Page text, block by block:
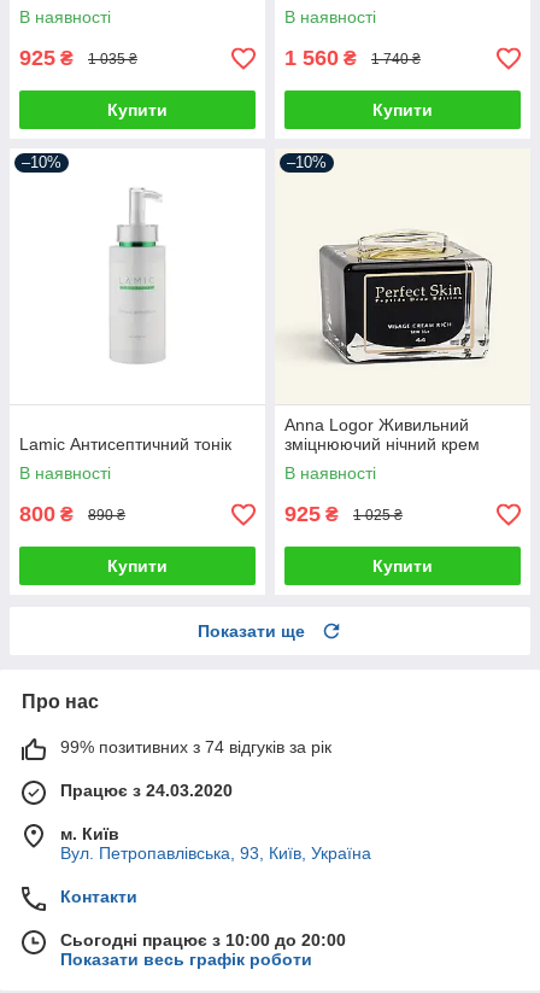
В наявності
925 ₴ 1 035 ₴
Купити
В наявності
1 560 ₴ 1 740 ₴
Купити
–10%
Lamic Антисептичний тонік
В наявності
800 ₴ 890 ₴
Купити
–10%
Anna Logor Живильний
зміцнюючий нічний крем
В наявності
925 ₴ 1 025 ₴
Купити
Показати ще
Про нас
99% позитивних з 74 відгуків за рік
Працює з 24.03.2020
м. Київ
Вул. Петропавлівська, 93, Київ, Україна
Контакти
Сьогодні працює з 10:00 до 20:00
Показати весь графік роботи